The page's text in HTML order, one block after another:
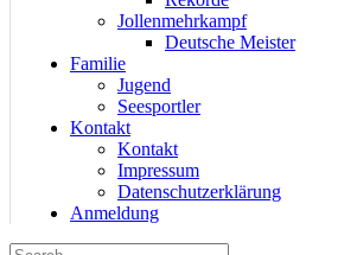
Jollenmehrkampf
Deutsche Meister
Familie
Jugend
Seesportler
Kontakt
Kontakt
Impressum
Datenschutzerklärung
Anmeldung